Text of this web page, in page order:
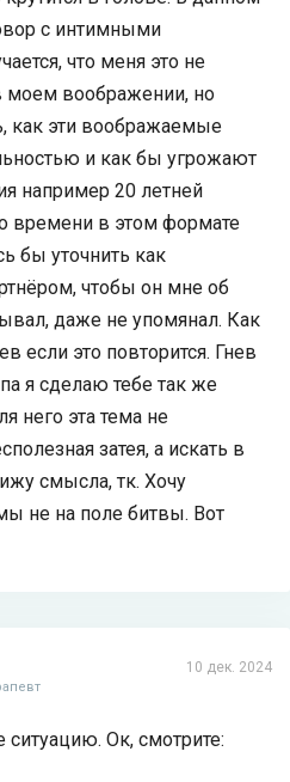
с интимными
что меня это не
моем воображении, но
как эти воображаемые
и как бы угрожают
например 20 летней
времени в этом формате
бы уточнить как
чтобы он мне об
даже не упомянал. Как
если это повторится. Гнев
я сделаю тебе так же
него эта тема не
затея, а искать в
смысла, тк. Хочу
не на поле битвы. Вот
10 дек. 2024
Ок, смотрите: